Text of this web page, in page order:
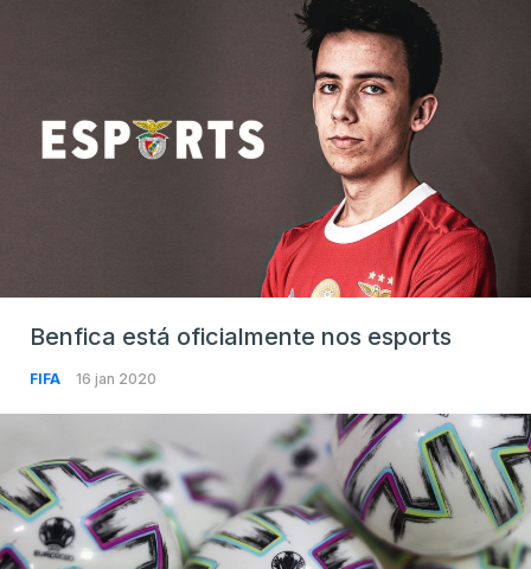
Benfica está oficialmente nos esports
FIFA 16 jan 2020